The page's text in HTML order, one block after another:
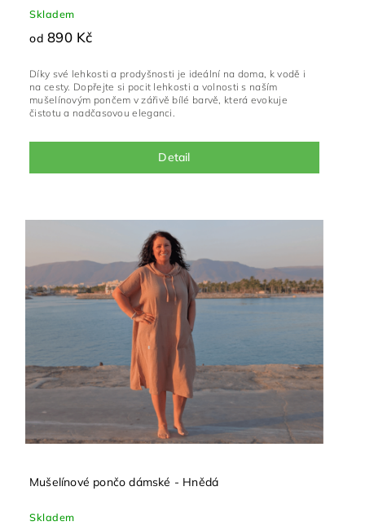
Skladem
od 890 Kč
Detail
Díky své lehkosti a prodyšnosti je ideální na doma, k vodě i
na cesty. Dopřejte si pocit lehkosti a volnosti s naším
mušelínovým pončem v zářivě bílé barvě, která evokuje
čistotu a nadčasovou eleganci.
Mušelínové pončo dámské - Hnědá
Skladem